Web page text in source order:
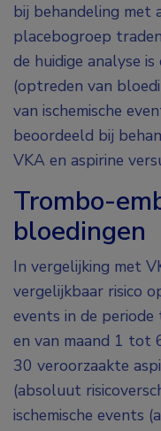
bij behandeling met
placebogroep
de huidige analyse is
(optreden van
van ischemische
beoordeeld bij
VKA en aspirine
Trombo-
bloedingen
In vergelijking met
vergelijkbaar risico
events in de
en van maand 1 tot
30 veroorzaakte
(absoluut
ischemische events